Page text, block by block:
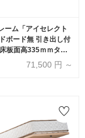
ーム「アイセレクト
ボード無 引き出し付
板面高335ｍｍタイ
71,500 円 ～